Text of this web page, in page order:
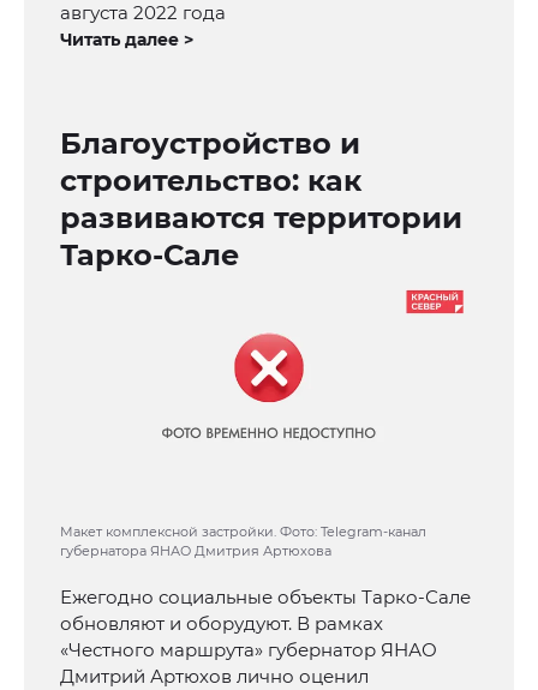
августа 2022 года
Читать далее >
Благоустройство и
строительство: как
развиваются территории
Тарко-Сале
Макет комплексной застройки. Фото: Telegram-канал
губернатора ЯНАО Дмитрия Артюхова
Ежегодно социальные объекты Тарко-Сале
обновляют и оборудуют. В рамках
«Честного маршрута» губернатор ЯНАО
Дмитрий Артюхов лично оценил